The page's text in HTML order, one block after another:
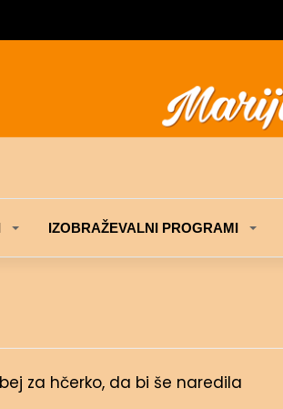
IZOBRAŽEVALNI PROGRAMI
za hčerko, da bi še naredila